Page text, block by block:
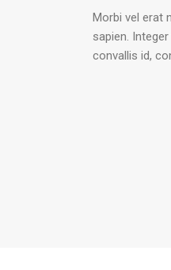
Morbi vel erat
sapien.
convallis id,